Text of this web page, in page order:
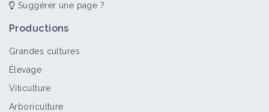
Suggérer une page ?
Productions
Grandes cultures
Élevage
Viticulture
Arboriculture